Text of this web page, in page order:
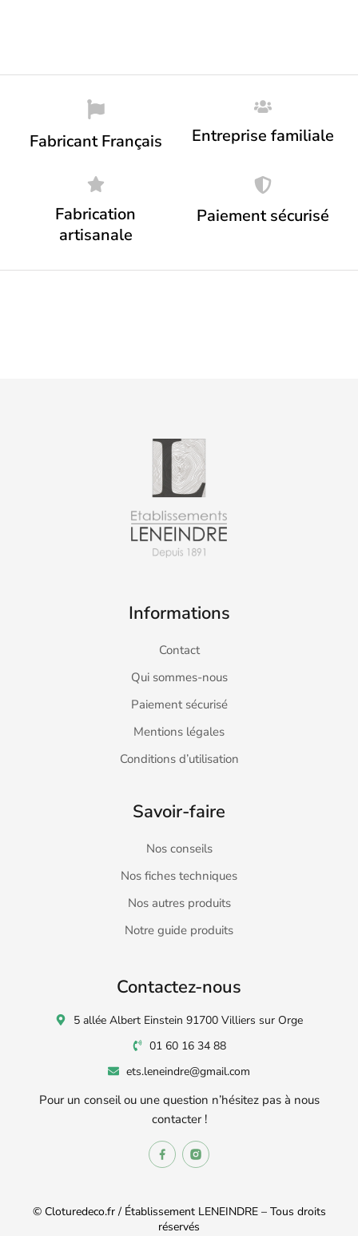
Fabricant Français Entreprise familiale
Fabrication
artisanale
Paiement sécurisé
Informations
Contact
Qui sommes-nous
Paiement sécurisé
Mentions légales
Conditions d’utilisation
Savoir-faire
Nos conseils
Nos fiches techniques
Nos autres produits
Notre guide produits
Contactez-nous
5 allée Albert Einstein 91700 Villiers sur Orge
01 60 16 34 88
ets.leneindre@gmail.com
Pour un conseil ou une question n’hésitez pas à nous
contacter !
© Cloturedeco.fr / Établissement LENEINDRE – Tous droits
réservés